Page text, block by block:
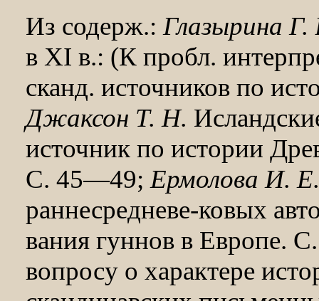
Из содерж.: Глазырина Г.
в XI в.: (К пробл.
сканд. источников по
Джаксон Т. Н.
источник по истории
С. 45—49; Ермолова И. Е.
раннесредневе-ковых
вания гуннов в Европе.
вопросу о характере